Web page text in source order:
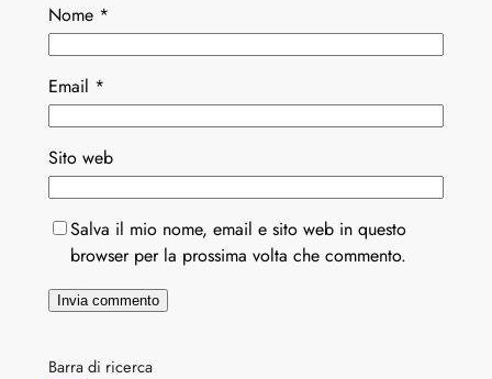
Nome *
Email *
Sito web
Salva il mio nome, email e sito web in questo
browser per la prossima volta che commento.
Barra di ricerca